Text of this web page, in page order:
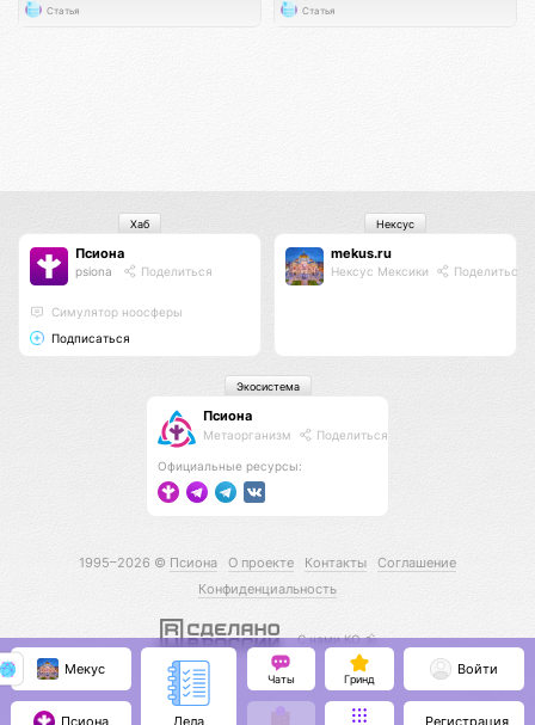
Статья Статья
Псиона
psiona Поделиться
Cимулятор ноосферы
Подписаться
Хаб
mekus.ru
Нексус Мексики Поделиться
Нексус
Псиона
Метаорганизм Поделиться
Официальные ресурсы:
Экосистема
1995–2026 © Псиона О проекте Контакты
Соглашение
Конфиденциальность
С нами КО 🕉️
Мекус
Чаты Гринд
Войти